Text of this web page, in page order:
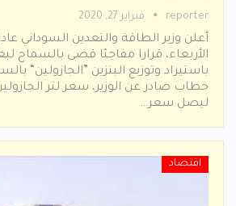
reporter فبراير 27, 2020
أعلن وزير الطاقة والتعدين السوداني
الأربعاء، قرارا مفاجئا قضى بالسماح
باستيراد وتوزيع البنزين ”الجازولين“
ليصل سعر…
اقتصاد